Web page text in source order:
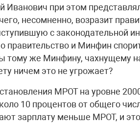
Иванович при этом
несомненно, возразит
с законодательной
правительство и Минфин
тому же Минфину, чахнущему
ничем это не угрожает?
МРОТ на уровне
10 процентов от общего
зарплату меньше МРОТ, и